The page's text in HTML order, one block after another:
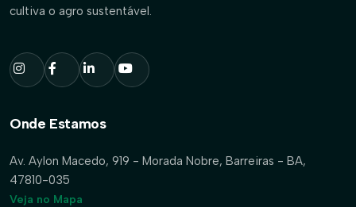
cultiva o agro sustentável.
Onde Estamos
Av. Aylon Macedo, 919 - Morada Nobre, Barreiras - BA,
47810-035
Veja no Mapa